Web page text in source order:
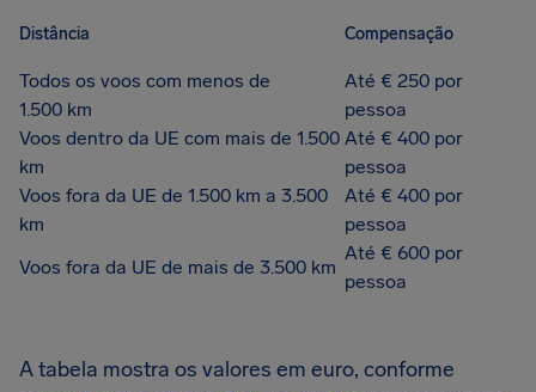
Distância Compensação
Todos os voos com menos de
1.500 km
Até € 250 por
pessoa
Voos dentro da UE com mais de 1.500
km
Até € 400 por
pessoa
Voos fora da UE de 1.500 km a 3.500
km
Até € 400 por
pessoa
Voos fora da UE de mais de 3.500 km
Até € 600 por
pessoa
A tabela mostra os valores em euro, conforme